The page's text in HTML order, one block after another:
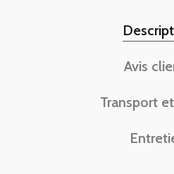
Avis
Transport